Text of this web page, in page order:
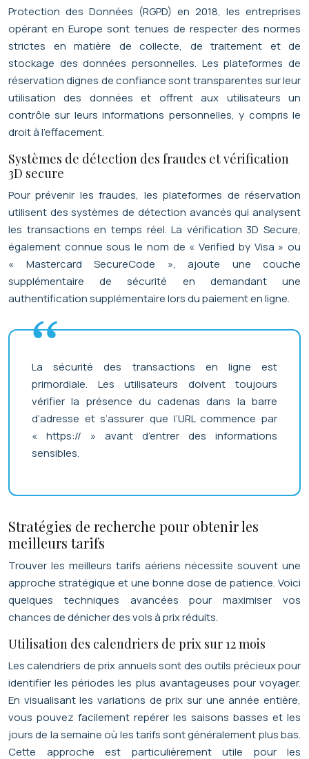
Protection des Données (RGPD) en 2018, les entreprises
opérant en Europe sont tenues de respecter des normes
strictes en matière de collecte, de traitement et de
stockage des données personnelles. Les plateformes de
réservation dignes de confiance sont transparentes sur leur
utilisation des données et offrent aux utilisateurs un
contrôle sur leurs informations personnelles, y compris le
droit à l’effacement.
Systèmes de détection des fraudes et vérification
3D secure
Pour prévenir les fraudes, les plateformes de réservation
utilisent des systèmes de détection avancés qui analysent
les transactions en temps réel. La vérification 3D Secure,
également connue sous le nom de « Verified by Visa » ou
« Mastercard SecureCode », ajoute une couche
supplémentaire de sécurité en demandant une
authentification supplémentaire lors du paiement en ligne.
La sécurité des transactions en ligne est
primordiale. Les utilisateurs doivent toujours
vérifier la présence du cadenas dans la barre
d’adresse et s’assurer que l’URL commence par
« https:// » avant d’entrer des informations
sensibles.
Stratégies de recherche pour obtenir les
meilleurs tarifs
Trouver les meilleurs tarifs aériens nécessite souvent une
approche stratégique et une bonne dose de patience. Voici
quelques techniques avancées pour maximiser vos
chances de dénicher des vols à prix réduits.
Utilisation des calendriers de prix sur 12 mois
Les calendriers de prix annuels sont des outils précieux pour
identifier les périodes les plus avantageuses pour voyager.
En visualisant les variations de prix sur une année entière,
vous pouvez facilement repérer les saisons basses et les
jours de la semaine où les tarifs sont généralement plus bas.
Cette approche est particulièrement utile pour les